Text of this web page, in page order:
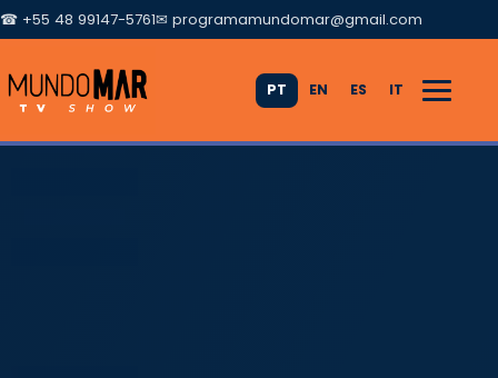
☎ +55 48 99147-5761✉ programamundomar@gmail.com
PT EN ES IT